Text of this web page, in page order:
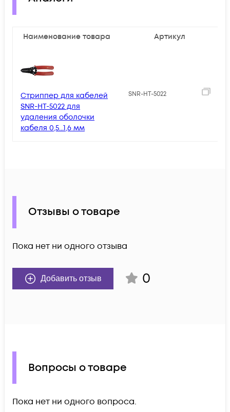
Наименование товара Артикул
Стриппер для кабелей
SNR-HT-5022 для
удаления оболочки
кабеля 0,5...1,6 мм
SNR-HT-5022
Отзывы о товаре
Пока нет ни одного отзыва
Добавить отзыв 0
Вопросы о товаре
Пока нет ни одного вопроса.